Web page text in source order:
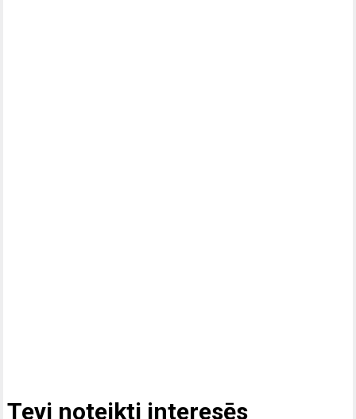
Tevi noteikti interesēs